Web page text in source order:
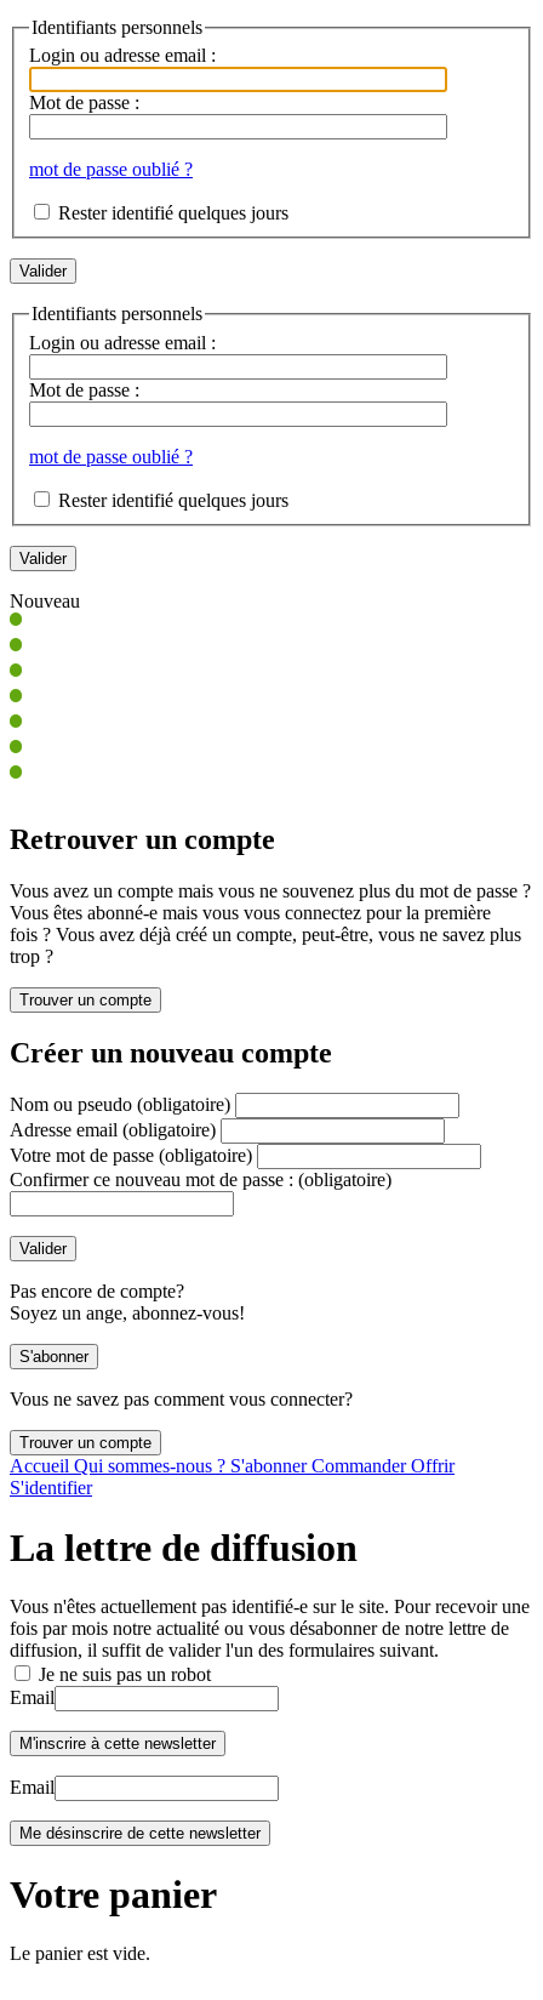
Identifiants personnels
Login ou adresse email :
Mot de passe :
mot de passe oublié ?
Rester identifié quelques jours
Identifiants personnels
Login ou adresse email :
Mot de passe :
mot de passe oublié ?
Rester identifié quelques jours
Nouveau
Retrouver un compte
Vous avez un compte mais vous ne souvenez plus du mot de passe ?
Vous êtes abonné-e mais vous vous connectez pour la première
fois ? Vous avez déjà créé un compte, peut-être, vous ne savez plus
trop ?
Créer un nouveau compte
Nom ou pseudo (obligatoire)
Adresse email (obligatoire)
Votre mot de passe (obligatoire)
Confirmer ce nouveau mot de passe : (obligatoire)
Pas encore de compte?
Soyez un ange, abonnez-vous!
Vous ne savez pas comment vous connecter?
Accueil Qui sommes-nous ? S'abonnerCommanderOffrir
S'identifier
La lettre de diffusion
Vous n'êtes actuellement pas identifié-e sur le site. Pour recevoir une
fois par mois notre actualité ou vous désabonner de notre lettre de
diffusion, il suffit de valider l'un des formulaires suivant.
Je ne suis pas un robot
Email
Email
Votre panier
Le panier est vide.